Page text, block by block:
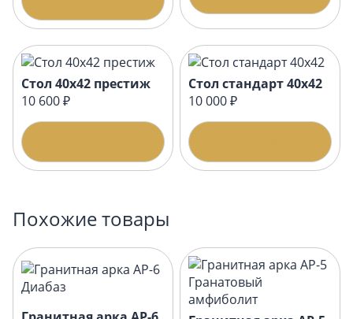
Стол 40х42 престиж
10 600 ₽
Стол стандарт 40х42
10 000 ₽
Похожие товары